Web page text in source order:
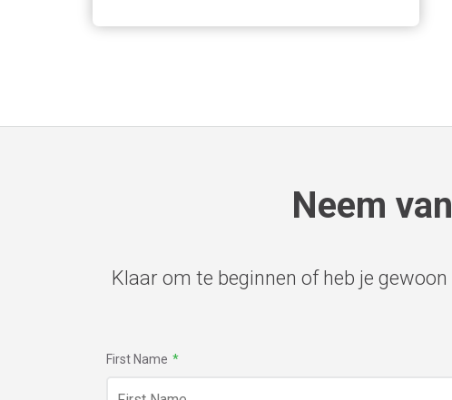
Neem
Klaar om te beginnen of heb je
First Name *